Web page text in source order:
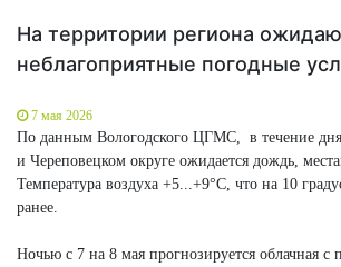
На территории региона
неблагоприятные погодные
7 мая 2026
По данным Вологодского ЦГМС, в течение
и Череповецком округе ожидается дождь,
Температура воздуха +5...+9°C, что на 10
ранее.
Ночью с 7 на 8 мая прогнозируется облачная с